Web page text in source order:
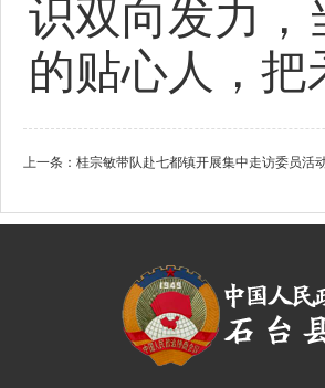
识双向发力，
的贴心人，
上一条： 桂宗敏带队赴七都镇开展集中走访委员活